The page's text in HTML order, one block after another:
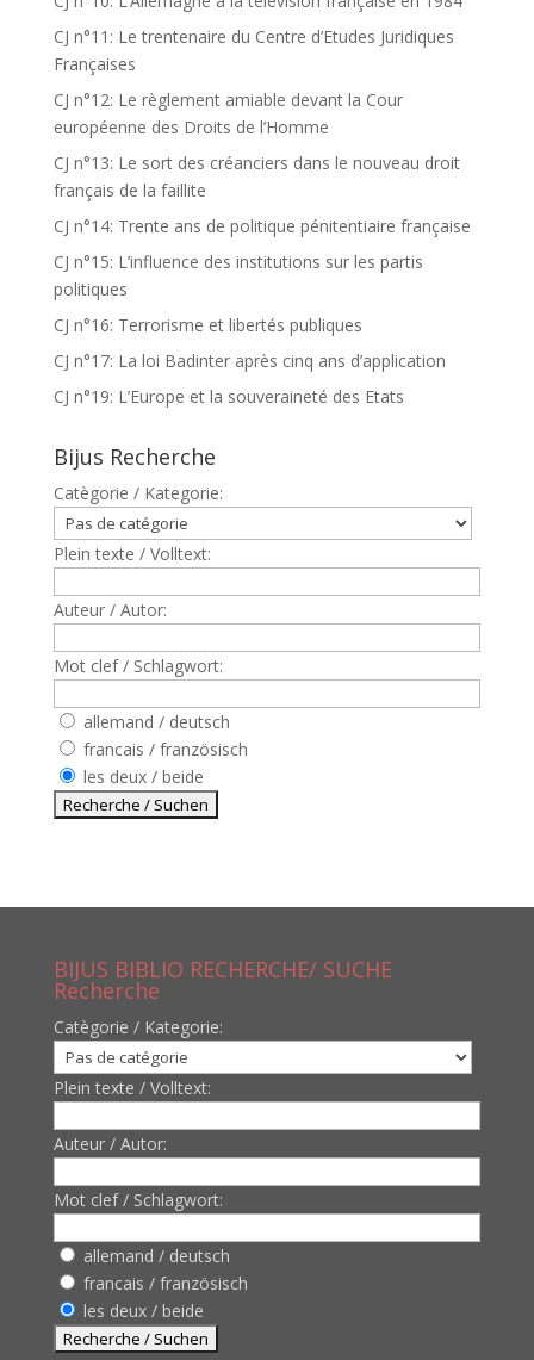
CJ n°11: Le trentenaire du Centre d’Etudes Juridiques
Françaises
CJ n°12: Le règlement amiable devant la Cour
européenne des Droits de l’Homme
CJ n°13: Le sort des créanciers dans le nouveau droit
français de la faillite
CJ n°14: Trente ans de politique pénitentiaire française
CJ n°15: L’influence des institutions sur les partis
politiques
CJ n°16: Terrorisme et libertés publiques
CJ n°17: La loi Badinter après cinq ans d’application
CJ n°19: L’Europe et la souveraineté des Etats
Bijus Recherche
Catègorie / Kategorie:
Plein texte / Volltext:
Auteur / Autor:
Mot clef / Schlagwort:
allemand / deutsch
francais / französisch
les deux / beide
BIJUS BIBLIO RECHERCHE/ SUCHE
Recherche
Catègorie / Kategorie:
Plein texte / Volltext:
Auteur / Autor:
Mot clef / Schlagwort:
allemand / deutsch
francais / französisch
les deux / beide